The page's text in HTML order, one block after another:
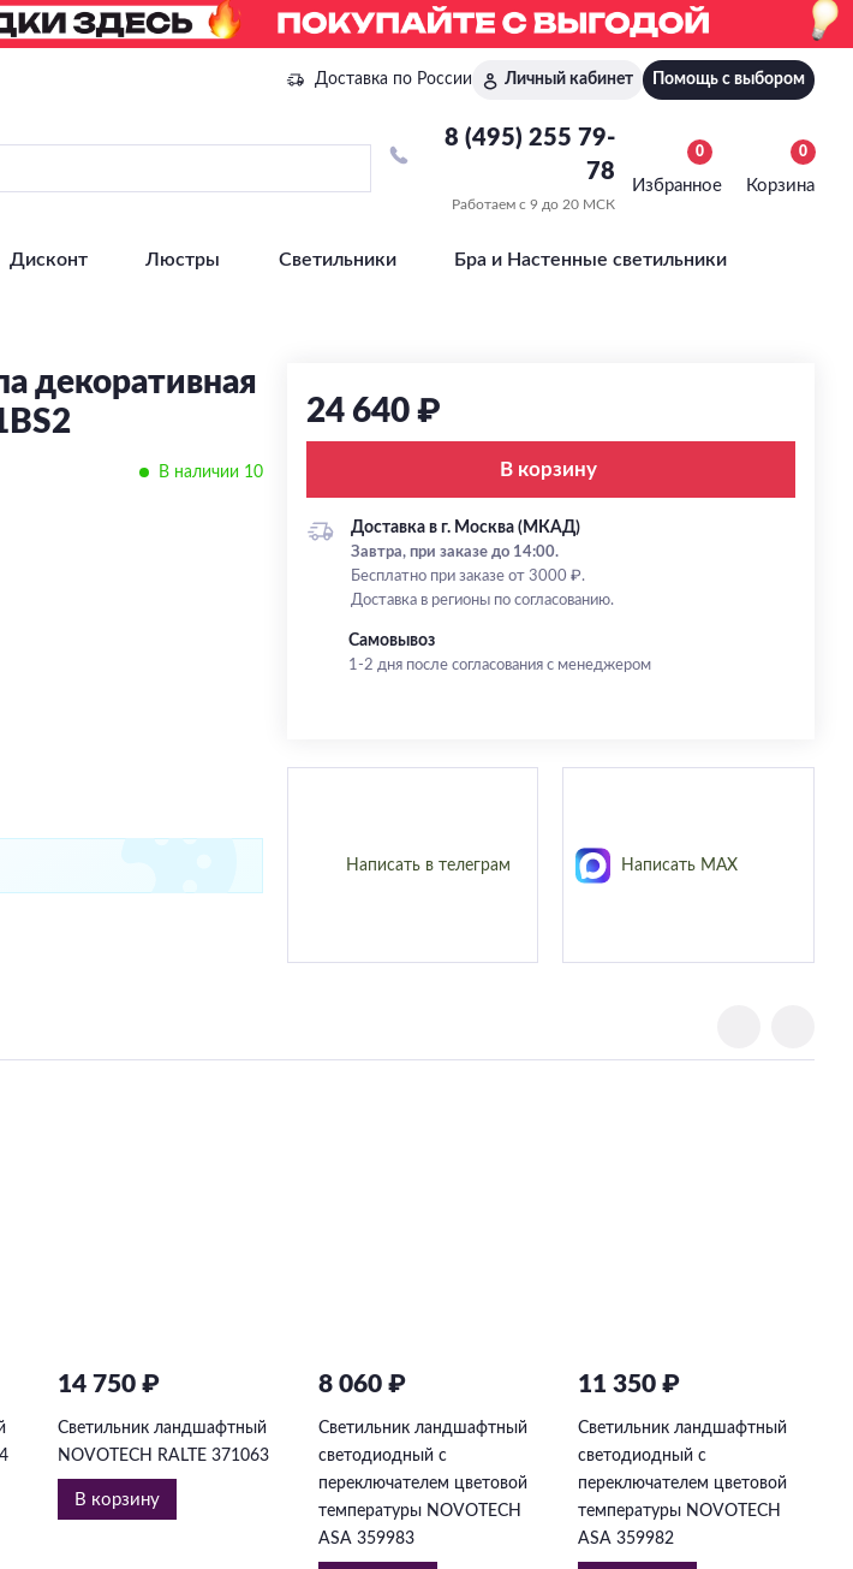
Доставка по России Личный кабинет Помощь с выбором
8 (495) 255 79-
78
Работаем с 9 до 20 МСК
Избранное
0
Корзина
0
Дисконт Люстры Светильники Бра и Настенные светильники
декоративная
В наличии 10
24 640 ₽
В корзину
Доставка в г. Москва (МКАД)
Завтра, при заказе до 14:00.
Бесплатно при заказе от 3000 ₽.
Доставка в регионы по согласованию.
Самовывоз
1-2 дня после согласования с менеджером
Написать в телеграм Написать MAX
14 750 ₽
Светильник ландшафтный
NOVOTECH RALTE 371063
В корзину
8 060 ₽
Светильник ландшафтный
светодиодный с
переключателем цветовой
температуры NOVOTECH
ASA 359983
11 350 ₽
Светильник ландшафтный
светодиодный с
переключателем цветовой
температуры NOVOTECH
ASA 359982